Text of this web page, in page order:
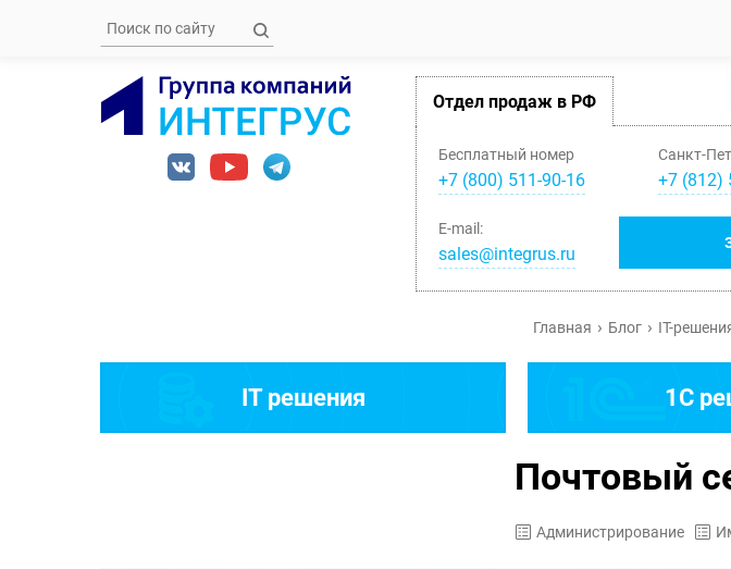
Отдел продаж в РФ
Бесплатный номер
+7 (800) 511-90-16
Санкт-
+7(812)
E-mail:
sales@integrus.ru
Главная Блог IT-
IT решения 1C
Почтовый
Администрирование